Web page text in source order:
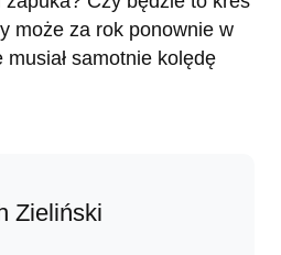
może za rok ponownie w
samotnie kolędę
Zieliński